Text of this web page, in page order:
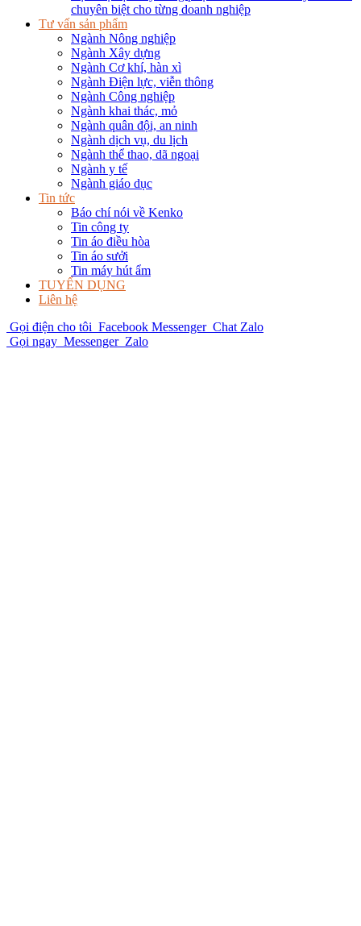
chuyên biệt cho từng doanh nghiệp
Tư vấn sản phẩm
Ngành Nông nghiệp
Ngành Xây dựng
Ngành Cơ khí, hàn xì
Ngành Điện lực, viễn thông
Ngành Công nghiệp
Ngành khai thác, mỏ
Ngành quân đội, an ninh
Ngành dịch vụ, du lịch
Ngành thể thao, dã ngoại
Ngành y tế
Ngành giáo dục
Tin tức
Báo chí nói về Kenko
Tin công ty
Tin áo điều hòa
Tin áo sưởi
Tin máy hút ẩm
TUYỂN DỤNG
Liên hệ
Gọi điện cho tôi Facebook Messenger Chat Zalo
Gọi ngay Messenger Zalo